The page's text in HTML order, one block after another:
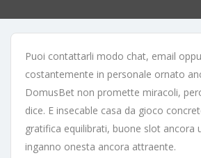
Puoi contattarli modo chat, email
costantemente in personale ornato
DomusBet non promette miracoli,
dice. E insecable casa da gioco
gratifica equilibrati, buone slot ancora
inganno onesta ancora attraente.